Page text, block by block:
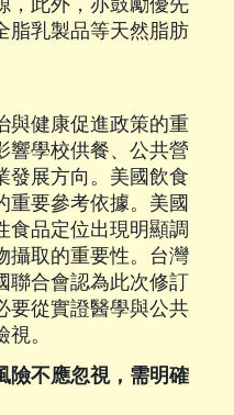
脂乳製品等天然脂肪
與健康促進政策的重
響學校供餐、公共營
發展方向。美國飲食
重要參考依據。美國
食品定位出現明顯調
攝取的重要性。台灣
聯合會認為此次修訂
要從實證醫學與公共
。
險不應忽視，需明確